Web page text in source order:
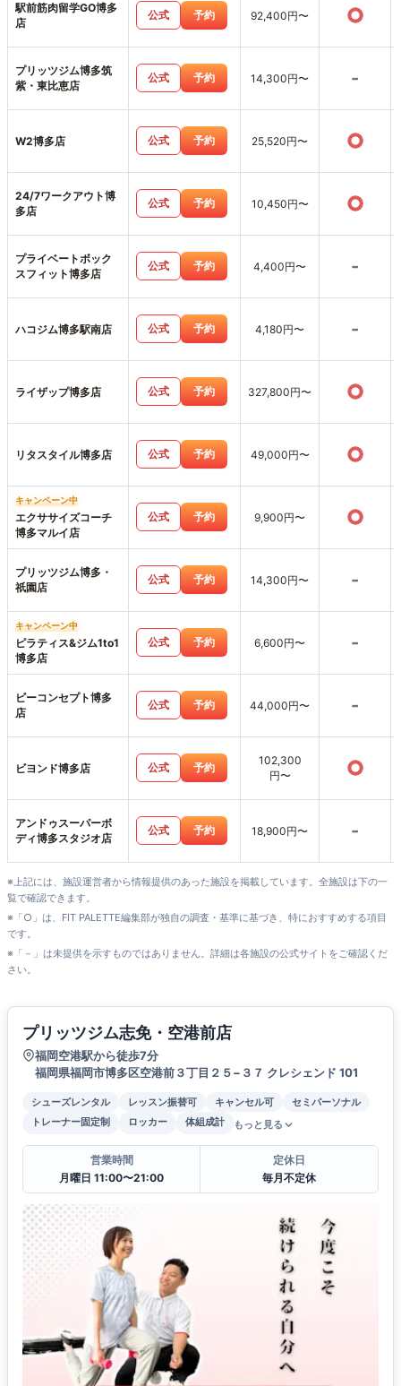
駅前筋肉留学GO博多
店
公式 予約 92,400円〜 ○
プリッツジム博多筑
紫・東比恵店
公式 予約 14,300円〜 -
W2博多店 公式 予約 25,520円〜 ○
24/7ワークアウト博
多店
公式 予約 10,450円〜 ○
プライベートボック
スフィット博多店
公式 予約 4,400円〜 -
ハコジム博多駅南店 公式 予約 4,180円〜 -
ライザップ博多店 公式 予約 327,800円〜 ○
リタスタイル博多店 公式 予約 49,000円〜 ○
キャンペーン中
エクササイズコーチ
博多マルイ店
公式 予約 9,900円〜 ○
プリッツジム博多・
祇園店
公式 予約 14,300円〜 -
キャンペーン中
ピラティス&ジム1to1
博多店
公式 予約 6,600円〜 -
ビーコンセプト博多
店
公式 予約 44,000円〜 -
ビヨンド博多店 公式 予約
102,300
円〜
○
アンドゥスーパーボ
ディ博多スタジオ店
公式 予約 18,900円〜 -
※上記には、施設運営者から情報提供のあった施設を掲載しています。全施設は下の一
覧で確認できます。
※「○」は、FIT PALETTE編集部が独自の調査・基準に基づき、特におすすめする項目
です。
※「－」は未提供を示すものではありません。詳細は各施設の公式サイトをご確認くだ
さい。
プリッツジム志免・空港前店
福岡空港駅から徒歩7分
福岡県福岡市博多区空港前３丁目２５−３７ クレシェンド 101
シューズレンタル レッスン振替可 キャンセル可
セミパーソナル
トレーナー固定制
ロッカー 体組成計 もっと見る
営業時間
月曜日 11:00〜21:00
定休日
毎月不定休